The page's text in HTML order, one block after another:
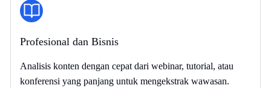
Profesional dan Bisnis
Analisis konten dengan cepat dari webinar, tutorial, atau
konferensi yang panjang untuk mengekstrak wawasan.